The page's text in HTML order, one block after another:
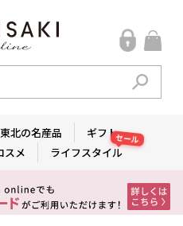
北の名産品
ギフト
スメ ライフスタイル
セール